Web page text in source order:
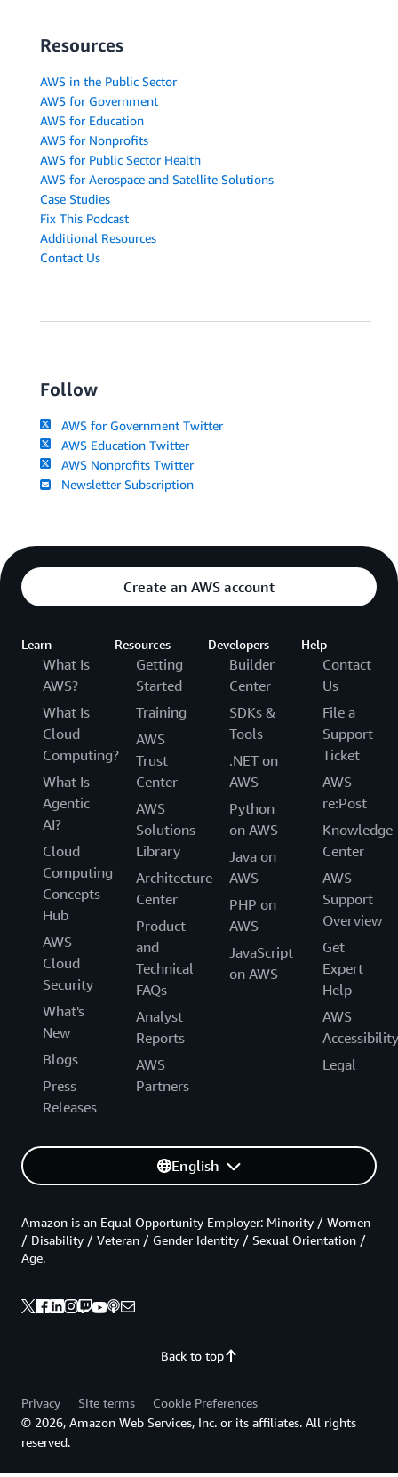
Resources
AWS in the Public Sector
AWS for Government
AWS for Education
AWS for Nonprofits
AWS for Public Sector Health
AWS for Aerospace and Satellite Solutions
Case Studies
Fix This Podcast
Additional Resources
Contact Us
Follow
AWS for Government Twitter
AWS Education Twitter
AWS Nonprofits Twitter
Newsletter Subscription
Create an AWS account
Learn
What Is
AWS?
What Is
Cloud
Computing?
What Is
Agentic
AI?
Cloud
Computing
Concepts
Hub
AWS
Cloud
Security
What's
New
Blogs
Press
Releases
Resources
Getting
Started
Training
AWS
Trust
Center
AWS
Solutions
Library
Architecture
Center
Product
and
Technical
FAQs
Analyst
Reports
AWS
Partners
Developers
Builder
Center
SDKs &
Tools
.NET on
AWS
Python
on AWS
Java on
AWS
PHP on
AWS
JavaScript
on AWS
Help
Contact
Us
File a
Support
Ticket
AWS
re:Post
Knowledge
Center
AWS
Support
Overview
Get
Expert
Help
AWS
Accessibility
Legal
English
Back to top
Amazon is an Equal Opportunity Employer: Minority / Women
/ Disability / Veteran / Gender Identity / Sexual Orientation /
Age.
Privacy Site terms
Cookie Preferences
© 2026, Amazon Web Services, Inc. or its affiliates. All rights
reserved.